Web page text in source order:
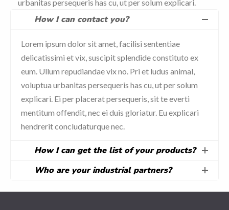
urbanitas persequeris has cu, ut per solum explicari.
How I can contact you?
Lorem ipsum dolor sit amet, facilisi sententiae
delicatissimi et vix, suscipit splendide constituto ex
eum. Ullum repudiandae vix no. Pri et ludus animal,
voluptua urbanitas persequeris has cu, ut per solum
explicari. Ei per placerat persequeris, sit te everti
mentitum offendit, nec ei duis gloriatur. Eu explicari
hendrerit concludaturque nec.
How I can get the list of your products?
Who are your industrial partners?